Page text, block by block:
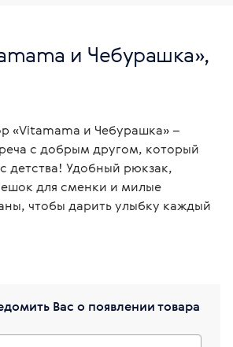
и Чебурашка»,
«Vitamama и Чебурашка» –
с добрым другом, который
детства! Удобный рюкзак,
для сменки и милые
чтобы дарить улыбку каждый
Вас о появлении товара